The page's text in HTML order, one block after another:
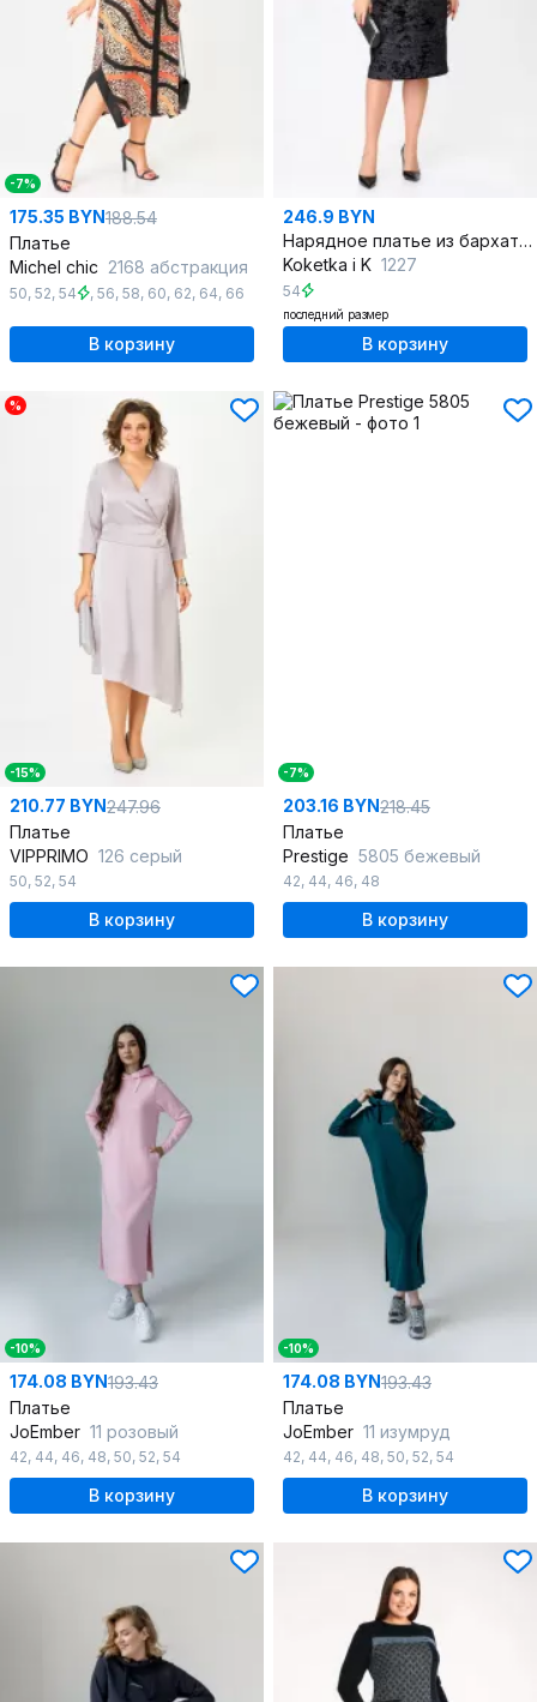
-7%
175.35 BYN188.54
Платье
Michel chic 2168 абстракция
50, 52, 54 , 56, 58, 60, 62, 64, 66
В корзину
246.9 BYN
Нарядное платье из бархата с мерцающим рисунком
Koketka i K 1227
54
последний размер
В корзину
%
-15%
210.77 BYN247.96
Платье
VIPPRIMO 126 серый
50, 52, 54
В корзину
-7%
203.16 BYN218.45
Платье
Prestige 5805 бежевый
42, 44, 46, 48
В корзину
-10%
174.08 BYN193.43
Платье
JoEmber 11 розовый
42, 44, 46, 48, 50, 52, 54
В корзину
-10%
174.08 BYN193.43
Платье
JoEmber 11 изумруд
42, 44, 46, 48, 50, 52, 54
В корзину